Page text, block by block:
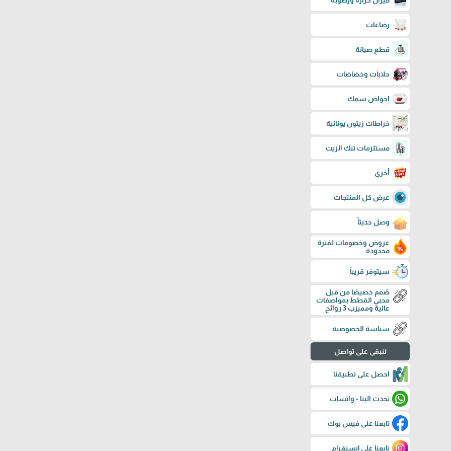
رضاعات
قطع صيانة
حلابات وخضاضات
احواض سمك
خراطات زيتون يونانية
مستلزمات تنك الزيت
أخرى
عرض كل المنتجات
وصل حديثاً
عروض وخصومات لفترة
محدودة
سيتوفر قريباً
صُمم خصيصًا من قبل
محبي القطط بمواصفات
عالية ومميزب 3 روائح
سياسة الخصوصية
لنبقى على تواصل
احصل على تطبيقنا
تحدث الينا - واتساب
تابعنا على فيس بوك
تابعنا على إنستغرام